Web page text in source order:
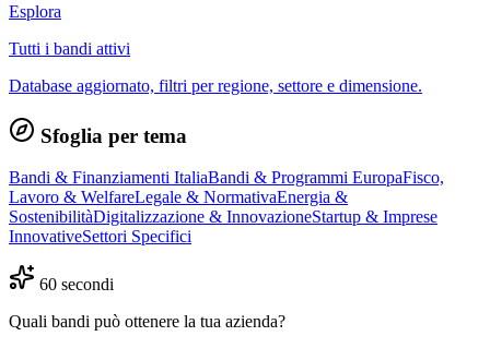
Esplora
Tutti i bandi attivi
Database aggiornato, filtri per regione, settore e dimensione.
Sfoglia per tema
Bandi & Finanziamenti ItaliaBandi & Programmi EuropaFisco,
Lavoro & WelfareLegale & NormativaEnergia &
SostenibilitàDigitalizzazione & InnovazioneStartup & Imprese
InnovativeSettori Specifici
60 secondi
Quali bandi può ottenere la tua azienda?